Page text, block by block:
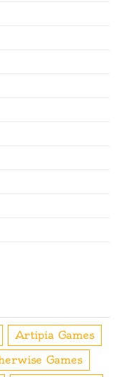
Artipia Games
Games